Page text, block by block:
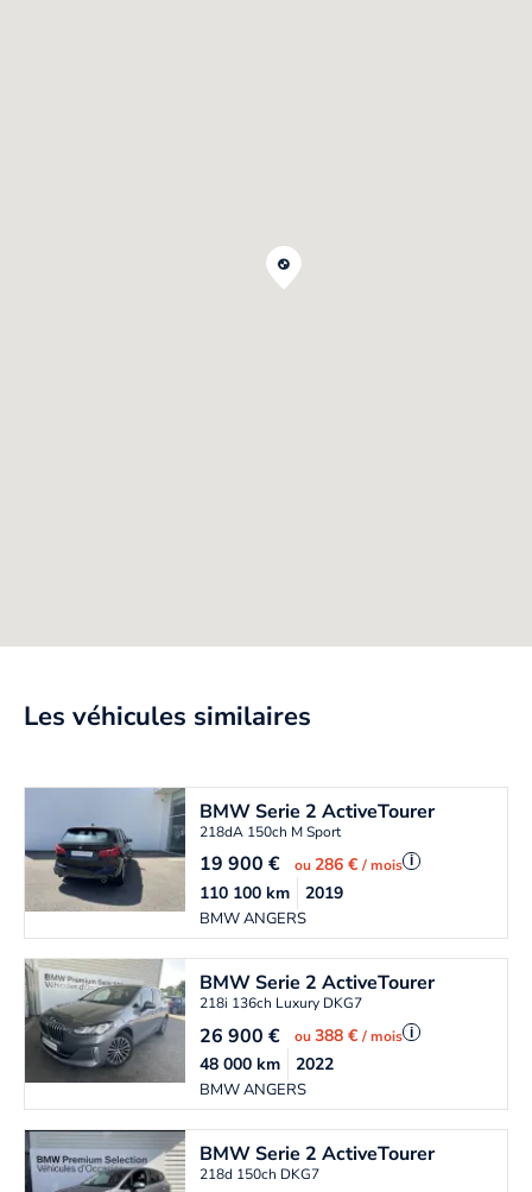
Les véhicules similaires
BMWSerie 2 ActiveTourer
218dA 150ch M Sport
19 900€ ou286 €/ mois i
BMW ANGERS
110 100km 2019
BMWSerie 2 ActiveTourer
218i 136ch Luxury DKG7
26 900€ ou388 €/ mois i
BMW ANGERS
48 000km 2022
BMWSerie 2 ActiveTourer
218d 150ch DKG7